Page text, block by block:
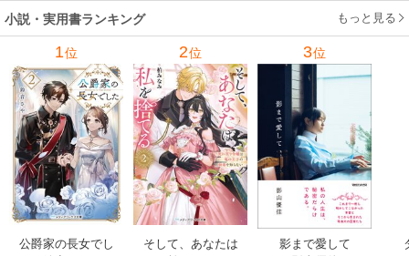
小説・実用書ランキング もっと見る
1位
公爵家の長女でし
2位
そして、あなたは
3位
影まで愛して